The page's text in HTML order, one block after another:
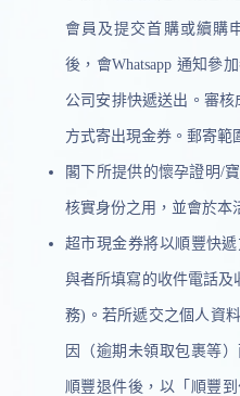
會員及提交首購或續購
後，會Whatsapp 通知參
公司安排快遞送出。審
方式寄出現金券。郵寄範
閣下所提供的懷孕證明/
核實身份之用，並會於本
超市現金券將以順豐快
與者所填寫的收件電話及
務)。若所遞交之個人資
因（逾期未領取包裹等
順豐退件後，以「順豐